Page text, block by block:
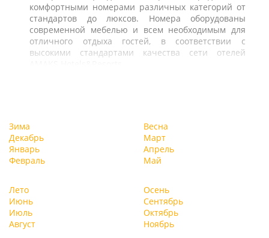
комфортными номерами различных категорий от
стандартов до люксов. Номера оборудованы
современной мебелью и всем необходимым для
отличного отдыха гостей, в соответствии с
высокими стандартами качества сети отелей
Зима
Декабрь
Январь
Февраль
Весна
Март
Апрель
Май
Лето
Июнь
Июль
Август
Осень
Сентябрь
Октябрь
Ноябрь